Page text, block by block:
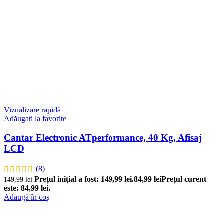
Vizualizare rapidă
Adăugați la favorite
Cantar Electronic ATperformance, 40 Kg, Afisaj
LCD
(8)
149,99lei Prețul inițial a fost: 149,99 lei.84,99 leiPrețul curent
este: 84,99 lei.
Adaugă în coș